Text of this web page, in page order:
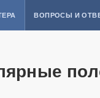
ВОПРОСЫ И